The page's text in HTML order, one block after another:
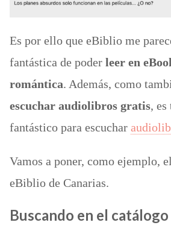
Es por ello que eBiblio me
fantástica de poder leer en
romántica. Además, como
escuchar audiolibros gratis, es
fantástico para escuchar
Vamos a poner, como ejemplo,
eBiblio de Canarias.
Buscando en el